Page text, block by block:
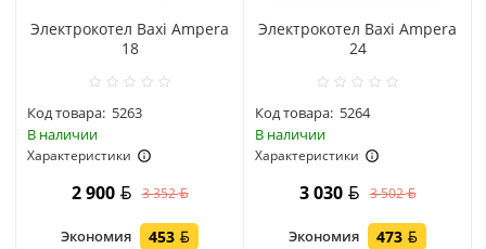
Электрокотел Baxi Ampera
18
Код товара: 5263
В наличии
Характеристики
2 900 3 352
Экономия 453
Электрокотел Baxi Ampera
24
Код товара: 5264
В наличии
Характеристики
3 030 3 502
Экономия 473